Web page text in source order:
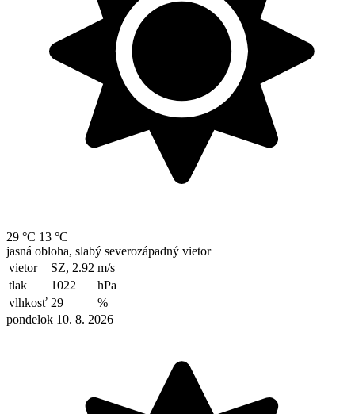
29 °C 13 °C
jasná obloha, slabý severozápadný vietor
vietor
SZ, 2.92 m/s
tlak
1022
hPa
vlhkosť 29
%
pondelok 10. 8. 2026